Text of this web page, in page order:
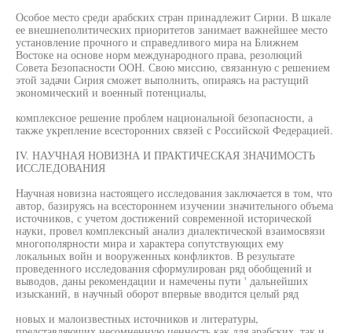
Особое место среди арабских стран принадлежит Сирии. В шкале
ее внешнеполитических приоритетов занимает важнейшее место
установление прочного и справедливого мира на Ближнем
Востоке на основе норм международного права, резолюций
Совета Безопасности ООН. Свою миссию, связанную с решением
этой задачи Сирия сможет выполнить, опираясь на растущий
экономический и военный потенциалы,
комплексное решение проблем национальной безопасности, а
также укрепление всесторонних связей с Российской Федерацией.
IV. НАУЧНАЯ НОВИЗНА И ПРАКТИЧЕСКАЯ ЗНАЧИМОСТЬ
ИССЛЕДОВАНИЯ
Научная новизна настоящего исследования заключается в том, что
автор, базируясь на всестороннем изучении значительного объема
источников, с учетом достижений современной исторической
науки, провел комплексный анализ диалектической взаимосвязи
многополярности мира и характера сопутствующих ему
локальных войн и вооруженных конфликтов. В результате
проведенного исследования сформулирован ряд обобщений и
выводов, даны рекомендации и намечены пути ' дальнейших
изысканий, в научный оборот впервые вводится целый ряд
новых и малоизвестных источников и литературы,